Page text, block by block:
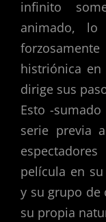
infinito
animado, lo
histriónica en
dirige sus
Esto -
serie previa
película en
y su grupo de
su propia